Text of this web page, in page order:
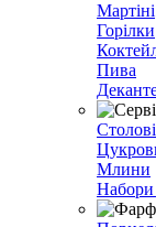
Мартіні
Горілки
Пива
Млини
Набори